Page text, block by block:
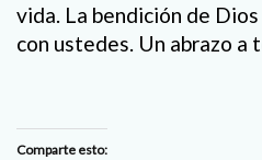
vida. La bendición de
con ustedes. Un abrazo a
Comparte esto: